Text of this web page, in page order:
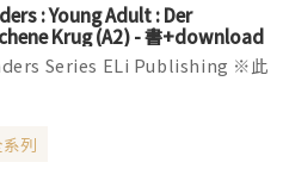
: Young Adult : Der
Krug (A2) - 書+download
Series ELi Publishing ※此
CD版本已改版，目前國外出貨時
換成Audio Download線上音檔
。 ▌全彩印刷，全套分為Yo...
列